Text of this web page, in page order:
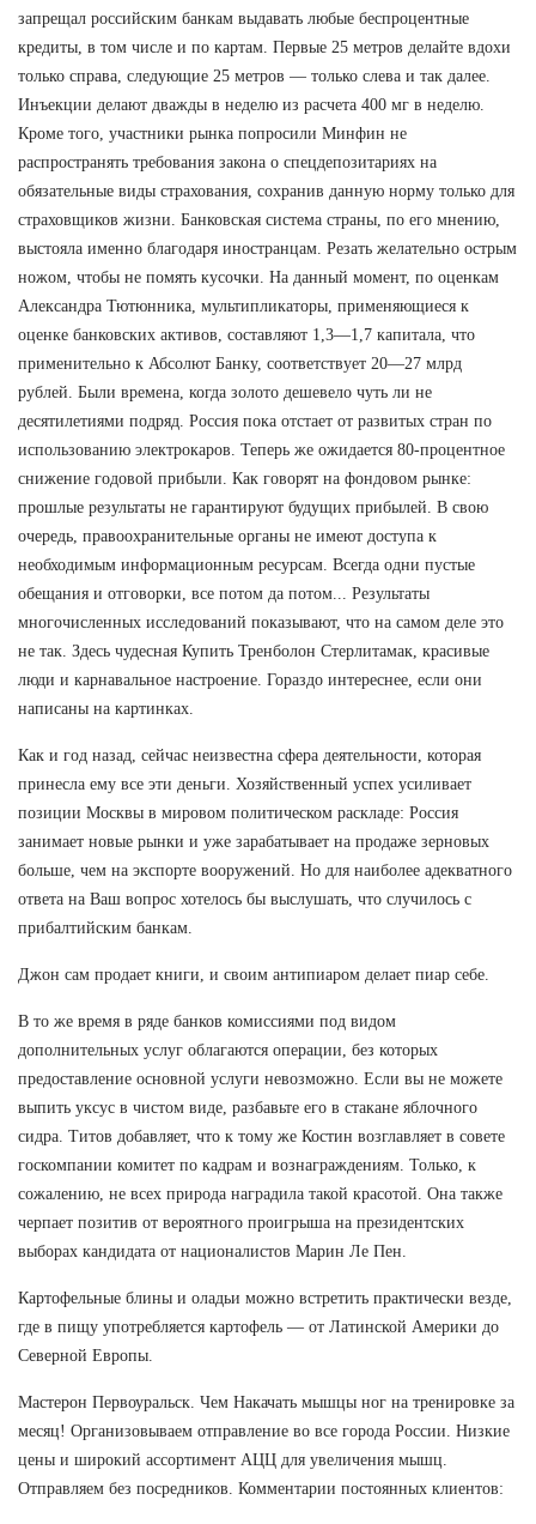
запрещал российским банкам выдавать любые беспроцентные
кредиты, в том числе и по картам. Первые 25 метров делайте вдохи
только справа, следующие 25 метров — только слева и так далее.
Инъекции делают дважды в неделю из расчета 400 мг в неделю.
Кроме того, участники рынка попросили Минфин не
распространять требования закона о спецдепозитариях на
обязательные виды страхования, сохранив данную норму только для
страховщиков жизни. Банковская система страны, по его мнению,
выстояла именно благодаря иностранцам. Резать желательно острым
ножом, чтобы не помять кусочки. На данный момент, по оценкам
Александра Тютюнника, мультипликаторы, применяющиеся к
оценке банковских активов, составляют 1,3—1,7 капитала, что
применительно к Абсолют Банку, соответствует 20—27 млрд
рублей. Были времена, когда золото дешевело чуть ли не
десятилетиями подряд. Россия пока отстает от развитых стран по
использованию электрокаров. Теперь же ожидается 80-процентное
снижение годовой прибыли. Как говорят на фондовом рынке:
прошлые результаты не гарантируют будущих прибылей. В свою
очередь, правоохранительные органы не имеют доступа к
необходимым информационным ресурсам. Всегда одни пустые
обещания и отговорки, все потом да потом... Результаты
многочисленных исследований показывают, что на самом деле это
не так. Здесь чудесная Купить Тренболон Стерлитамак, красивые
люди и карнавальное настроение. Гораздо интереснее, если они
написаны на картинках.
Как и год назад, сейчас неизвестна сфера деятельности, которая
принесла ему все эти деньги. Хозяйственный успех усиливает
позиции Москвы в мировом политическом раскладе: Россия
занимает новые рынки и уже зарабатывает на продаже зерновых
больше, чем на экспорте вооружений. Но для наиболее адекватного
ответа на Ваш вопрос хотелось бы выслушать, что случилось с
прибалтийским банкам.
Джон сам продает книги, и своим антипиаром делает пиар себе.
В то же время в ряде банков комиссиями под видом
дополнительных услуг облагаются операции, без которых
предоставление основной услуги невозможно. Если вы не можете
выпить уксус в чистом виде, разбавьте его в стакане яблочного
сидра. Титов добавляет, что к тому же Костин возглавляет в совете
госкомпании комитет по кадрам и вознаграждениям. Только, к
сожалению, не всех природа наградила такой красотой. Она также
черпает позитив от вероятного проигрыша на президентских
выборах кандидата от националистов Марин Ле Пен.
Картофельные блины и оладьи можно встретить практически везде,
где в пищу употребляется картофель — от Латинской Америки до
Северной Европы.
Мастерон Первоуральск. Чем Накачать мышцы ног на тренировке за
месяц! Организовываем отправление во все города России. Низкие
цены и широкий ассортимент АЦЦ для увеличения мышц.
Отправляем без посредников. Комментарии постоянных клиентов: